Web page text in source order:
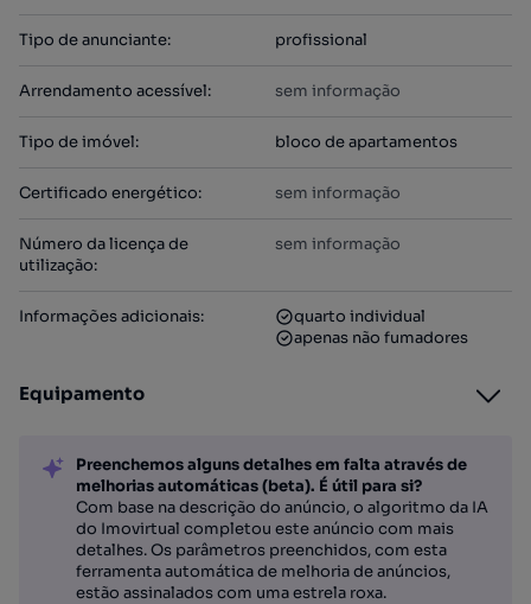
Tipo de anunciante: profissional
Arrendamento acessível: sem informação
Tipo de imóvel: bloco de apartamentos
Certificado energético: sem informação
Número da licença de
utilização:
sem informação
Informações adicionais:
quarto individual
apenas não fumadores
Equipamento
Preenchemos alguns detalhes em falta através de
melhorias automáticas (beta). É útil para si?
Com base na descrição do anúncio, o algoritmo da IA
do Imovirtual completou este anúncio com mais
detalhes. Os parâmetros preenchidos, com esta
ferramenta automática de melhoria de anúncios,
estão assinalados com uma estrela roxa.